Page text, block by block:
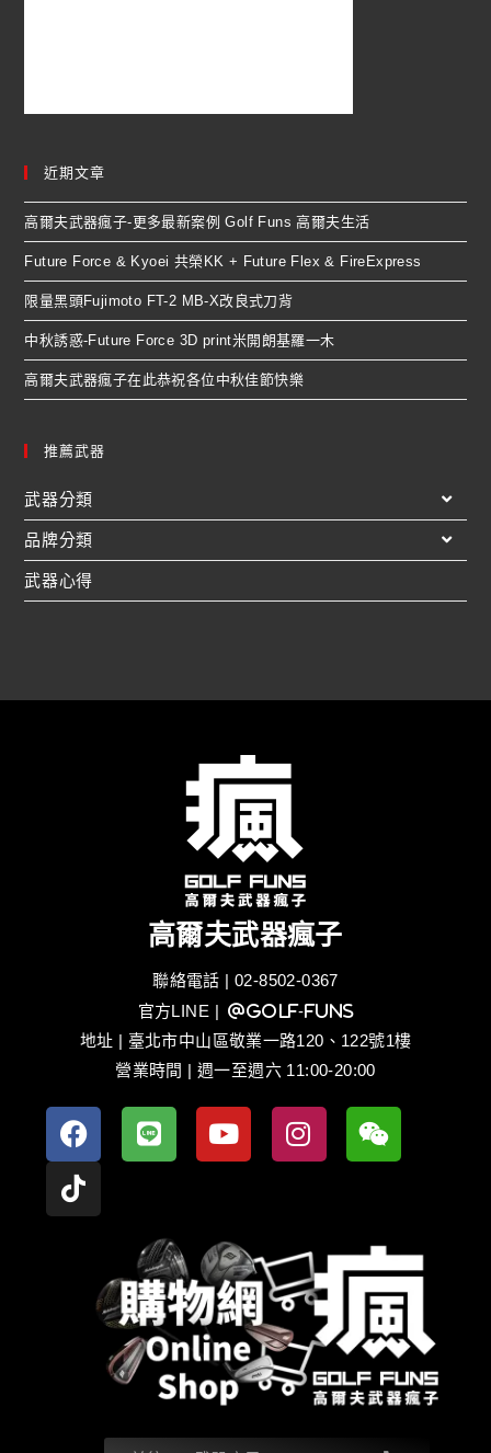
近期文章
高爾夫武器瘋子-更多最新案例 Golf Funs 高爾夫生活
Future Force & Kyoei 共榮KK + Future Flex & FireExpress
限量黑頭Fujimoto FT-2 MB-X改良式刀背
中秋誘惑-Future Force 3D print米開朗基羅一木
高爾夫武器瘋子在此恭祝各位中秋佳節快樂
推薦武器
武器分類
品牌分類
武器心得
高爾夫武器瘋子
聯絡電話 | 02-8502-0367
官方LINE | @golf-funs
地址 | 臺北市中山區敬業一路120、122號1樓
營業時間 | 週一至週六 11:00-20:00